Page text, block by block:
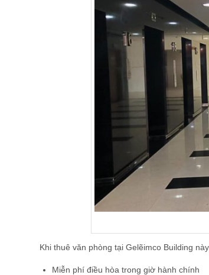
Khi thuê văn phòng tại Gelẽimco Building
Miễn phí điều hòa trong giờ hành chính